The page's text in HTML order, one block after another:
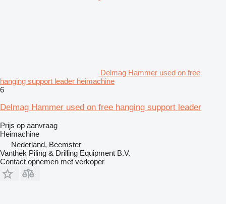
Delmag Hammer used on free
hanging support leader heimachine
6
Delmag Hammer used on free hanging support leader
Prijs op aanvraag
Heimachine
Nederland, Beemster
Vanthek Piling & Drilling Equipment B.V.
Contact opnemen met verkoper